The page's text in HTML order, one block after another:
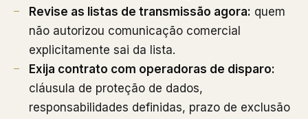
Revise as listas de transmissão agora: quem
não autorizou comunicação comercial
explicitamente sai da lista.
Exija contrato com operadoras de disparo:
cláusula de proteção de dados,
responsabilidades definidas, prazo de exclusão